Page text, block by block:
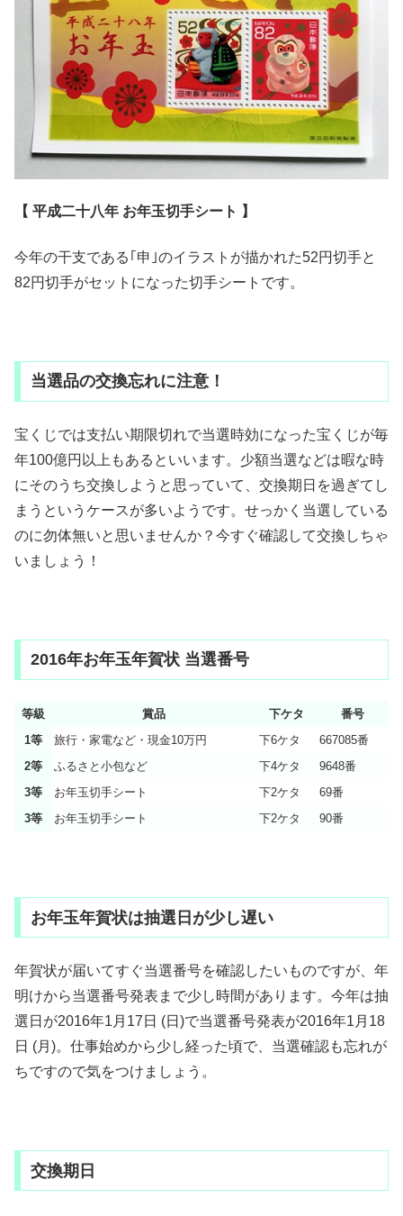
【 平成二十八年 お年玉切手シート 】
今年の干支である｢申｣のイラストが描かれた52円切手と
82円切手がセットになった切手シートです。
当選品の交換忘れに注意！
宝くじでは支払い期限切れで当選時効になった宝くじが毎
年100億円以上もあるといいます。少額当選などは暇な時
にそのうち交換しようと思っていて、交換期日を過ぎてし
まうというケースが多いようです。せっかく当選している
のに勿体無いと思いませんか？今すぐ確認して交換しちゃ
いましょう！
2016年お年玉年賀状 当選番号
等級 賞品 下ケタ
番号
1等
旅行・家電など・現金10万円 下6ケタ
667085番
2等
ふるさと小包など 下4ケタ
9648番
3等
お年玉切手シート 下2ケタ
69番
3等
お年玉切手シート 下2ケタ 90番
お年玉年賀状は抽選日が少し遅い
年賀状が届いてすぐ当選番号を確認したいものですが、年
明けから当選番号発表まで少し時間があります。今年は抽
選日が2016年1月17日 (日)で当選番号発表が2016年1月18
日 (月)。仕事始めから少し経った頃で、当選確認も忘れが
ちですので気をつけましょう。
交換期日